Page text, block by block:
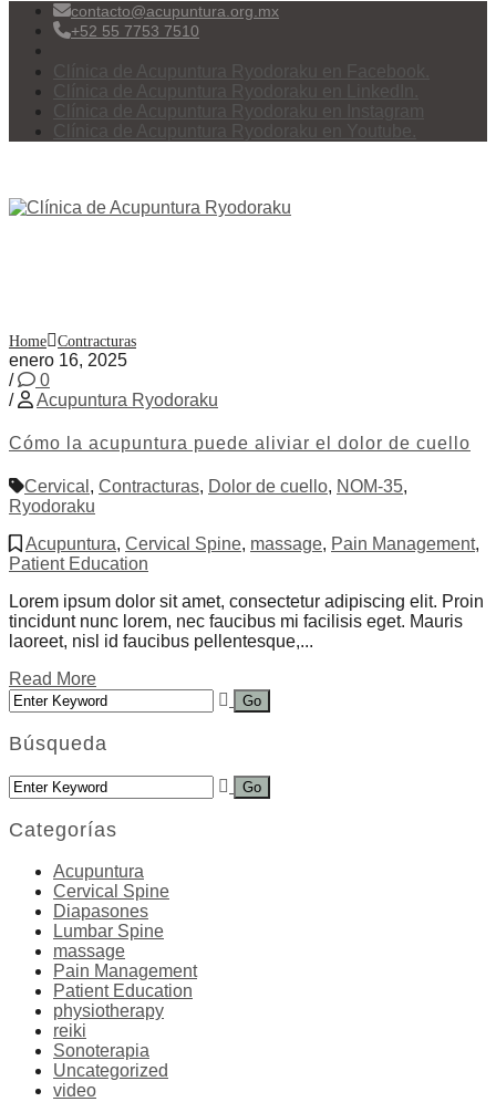
contacto@acupuntura.org.mx
+52 55 7753 7510
Clínica de Acupuntura Ryodoraku en Facebook.
Clínica de Acupuntura Ryodoraku en LinkedIn.
Clínica de Acupuntura Ryodoraku en Instagram
Clínica de Acupuntura Ryodoraku en Youtube.
Home Contracturas
enero 16, 2025
/
0
/
Acupuntura Ryodoraku
Cómo la acupuntura puede aliviar el dolor de cuello
Cervical , Contracturas, Dolor de cuello, NOM-35,
Ryodoraku
Acupuntura, Cervical Spine, massage, Pain Management,
Patient Education
Lorem ipsum dolor sit amet, consectetur adipiscing elit. Proin
tincidunt nunc lorem, nec faucibus mi facilisis eget. Mauris
laoreet, nisl id faucibus pellentesque,...
Read More
Búsqueda
Categorías
Acupuntura
Cervical Spine
Diapasones
Lumbar Spine
massage
Pain Management
Patient Education
physiotherapy
reiki
Sonoterapia
Uncategorized
video